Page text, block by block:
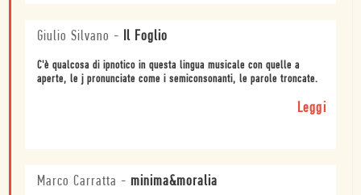
Giulio Silvano - Il Foglio
C'è qualcosa di ipnotico in questa lingua musicale con quelle a
aperte, le j pronunciate come i semiconsonanti, le parole troncate.
Leggi
Marco Carratta - minima&moralia